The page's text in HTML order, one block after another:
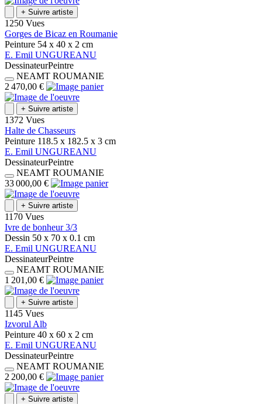
+ Suivre artiste
1250 Vues
Gorges de Bicaz en Roumanie
Peinture 54 x 40 x 2 cm
E. Emil UNGUREANU
DessinateurPeintre
NEAMT ROUMANIE
2 470,00 €
+ Suivre artiste
1372 Vues
Halte de Chasseurs
Peinture 118.5 x 182.5 x 3 cm
E. Emil UNGUREANU
DessinateurPeintre
NEAMT ROUMANIE
33 000,00 €
+ Suivre artiste
1170 Vues
Ivre de bonheur 3/3
Dessin 50 x 70 x 0.1 cm
E. Emil UNGUREANU
DessinateurPeintre
NEAMT ROUMANIE
1 201,00 €
+ Suivre artiste
1145 Vues
Izvorul Alb
Peinture 40 x 60 x 2 cm
E. Emil UNGUREANU
DessinateurPeintre
NEAMT ROUMANIE
2 200,00 €
+ Suivre artiste